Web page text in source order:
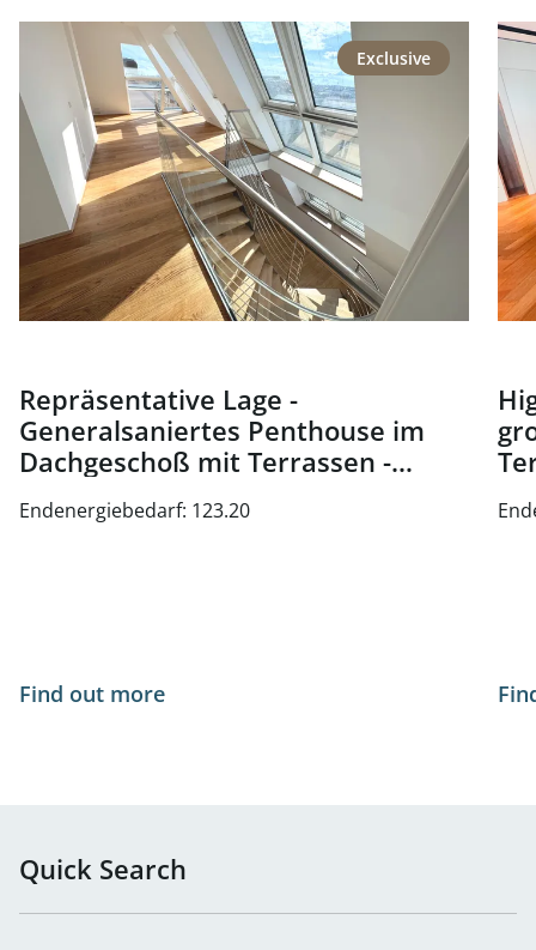
link to page Repräsentative Lage - Generalsaniertes
Exclusive
Repräsentative Lage -
Generalsaniertes Penthouse im
Dachgeschoß mit Terrassen -
kaufen in 1010 Wien
Endenergiebedarf: 123.20
Find out more
link
Quick Search